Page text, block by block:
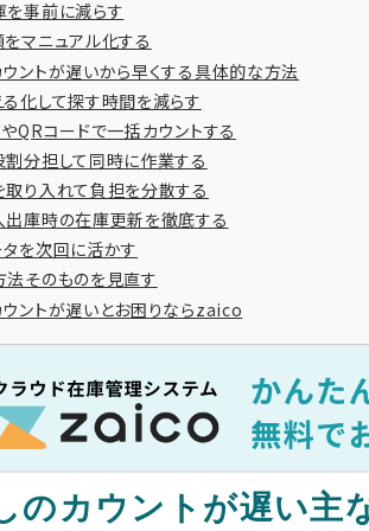
事前に減らす
マニュアル化する
ントが遅いから早くする具体的な方法
化して探す時間を減らす
QRコードで一括カウントする
分担して同時に作業する
り入れて負担を分散する
出庫時の在庫更新を徹底する
を次回に活かす
そのものを見直す
ントが遅いとお困りならzaico
のカウントが遅い主